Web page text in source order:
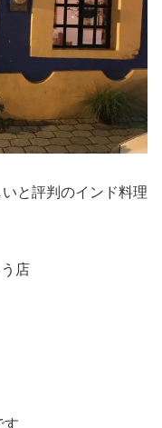
と評判のインド料理
店
す